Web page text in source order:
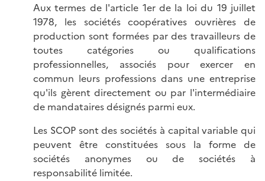
Aux termes de l'article 1er de la loi du 19 juillet
1978, les sociétés coopératives ouvrières de
production sont formées par des travailleurs de
toutes catégories ou qualifications
professionnelles, associés pour exercer en
commun leurs professions dans une entreprise
qu'ils gèrent directement ou par l'intermédiaire
de mandataires désignés parmi eux.
Les SCOP sont des sociétés à capital variable qui
peuvent être constituées sous la forme de
sociétés anonymes ou de sociétés à
responsabilité limitée.